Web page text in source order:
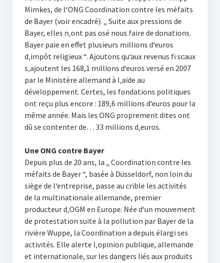
Mimkes, de l‘ONG Coordination contre les méfaits
de Bayer (voir encadré). „ Suite aux pressions de
Bayer, elles n‚ont pas osé nous faire de donations.
Bayer paie en effet plusieurs millions d‘euros
d‚impôt religieux “. Ajoutons qu‘aux revenus fi scaux
s‚ajoutent les 168,1 millions d‘euros versé en 2007
par le Ministère allemand à l‚aide au
développement. Certes, les fondations politiques
ont reçu plus encore : 189,6 millions d‘euros pour la
même année. Mais les ONG proprement dites ont
dû se contenter de… 33 millions d‚euros.
Une ONG contre Bayer
Depuis plus de 20 ans, la „ Coordination contre les
méfaits de Bayer “, basée à Düsseldorf, non loin du
siège de l‘entreprise, passe au crible les activités
de la multinationale allemande, premier
producteur d‚OGM en Europe. Née d‘un mouvement
de protestation suite à la pollution par Bayer de la
rivière Wuppe, la Coordination a depuis élargi ses
activités. Elle alerte l‚opinion publique, allemande
et internationale, sur les dangers liés aux produits